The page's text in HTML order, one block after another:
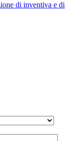
di inventiva e di